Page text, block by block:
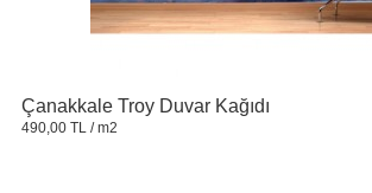
Çanakkale Troy Duvar Kağıdı
490,00 TL / m2